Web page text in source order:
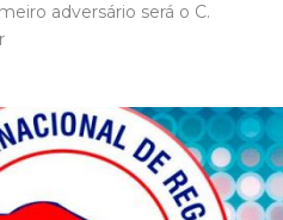
adversário será o C.